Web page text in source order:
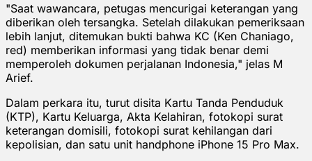
"Saat wawancara, petugas mencurigai keterangan yang
diberikan oleh tersangka. Setelah dilakukan pemeriksaan
lebih lanjut, ditemukan bukti bahwa KC (Ken Chaniago,
red) memberikan informasi yang tidak benar demi
memperoleh dokumen perjalanan Indonesia," jelas M
Arief.
Dalam perkara itu, turut disita Kartu Tanda Penduduk
(KTP), Kartu Keluarga, Akta Kelahiran, fotokopi surat
keterangan domisili, fotokopi surat kehilangan dari
kepolisian, dan satu unit handphone iPhone 15 Pro Max.